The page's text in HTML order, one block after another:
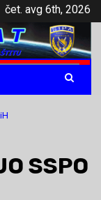
čet. avg 6th, 2026
SSPO